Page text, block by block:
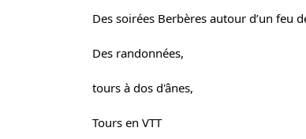
Des soirées Berbères autour d’un feu
Des randonnées,
tours à dos d'ânes,
Tours en VTT